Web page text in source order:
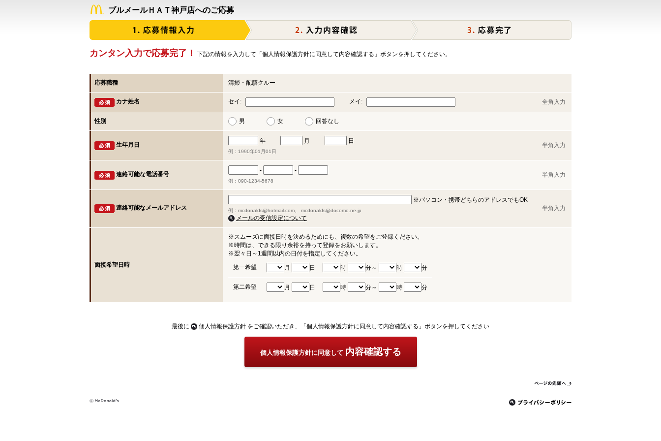
ブルメールＨＡＴ神戸店へのご応募
カンタン入力で応募完了！ 下記の情報を入力して「個人情報保護方針に同意して内容確認する」ボタンを押してください。
応募職種 清掃・配膳クルー
カナ姓名 セイ: メイ: 全角入力
性別 男 女 回答なし
生年月日
年 月 日
例：1990年01月01日
半角入力
連絡可能な電話番号
- -
例：090-1234-5678
半角入力
連絡可能なメールアドレス
※パソコン・携帯どちらのアドレスでもOK
例：mcdonalds@hotmail.com、 mcdonalds@docomo.ne.jp
メールの受信設定について
半角入力
面接希望日時
※スムーズに面接日時を決めるためにも、複数の希望をご登録ください。
※時間は、できる限り余裕を持って登録をお願いします。
※翌々日～1週間以内の日付を指定してください。
第一希望
月 日 時 分～ 時 分
第二希望 月 日 時 分～ 時 分
最後に 個人情報保護方針 をご確認いただき、「個人情報保護方針に同意して内容確認する」ボタンを押してください
個人情報保護方針に同意して 内容確認する